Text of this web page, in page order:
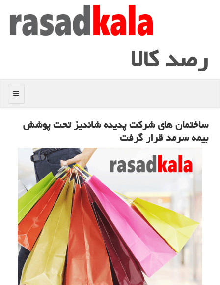
رصد كالا
منو
ساختمان های شركت پدیده شاندیز تحت پوشش
بیمه سرمد قرار گرفت